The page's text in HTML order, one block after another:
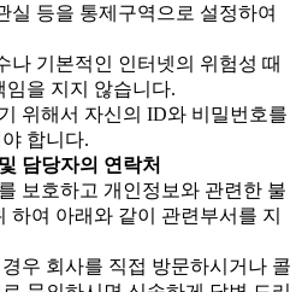
실 등을 통제구역으로 설정하여
나 기본적인 인터넷의 위험성 때
을 지지 않습니다.
위해서 자신의 ID와 비밀번호를
합니다.
담당자의 연락처
보호하고 개인정보와 관련한 불
하여 아래와 같이 관련부서를 지
우 회사를 직접 방문하시거나 콜